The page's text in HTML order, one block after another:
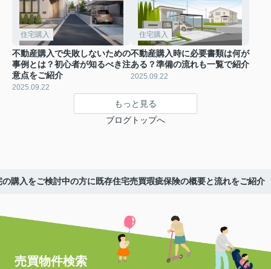
住宅購入
不動産購入で失敗しないための
事例とは？初心者が知るべき注
意点をご紹介
2025.09.22
住宅購入
不動産購入時に必要書類は何が
ある？準備の流れも一覧で紹介
2025.09.22
もっと見る
ブログトップへ
の購入をご検討中の方に既存住宅売買瑕疵保険の概要と流れをご紹介
売買物件検索